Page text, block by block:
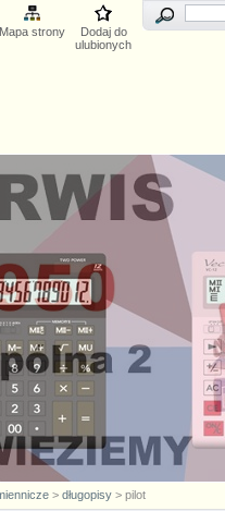
Mapa strony
Dodaj do
ulubionych
>długopisy > pilot